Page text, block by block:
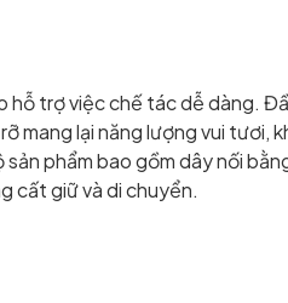
trợ việc chế tác dễ dàng.
mang lại năng lượng vui tươi,
phẩm bao gồm dây nối
cất giữ và di chuyển.